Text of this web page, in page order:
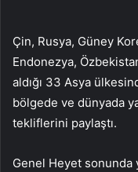
Çin, Rusya, Güney
Endonezya,
aldığı 33 Asya
bölgede ve dünyada
tekliflerini paylaştı.
Genel Heyet sonunda